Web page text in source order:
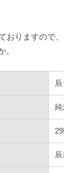
りますので
。
純